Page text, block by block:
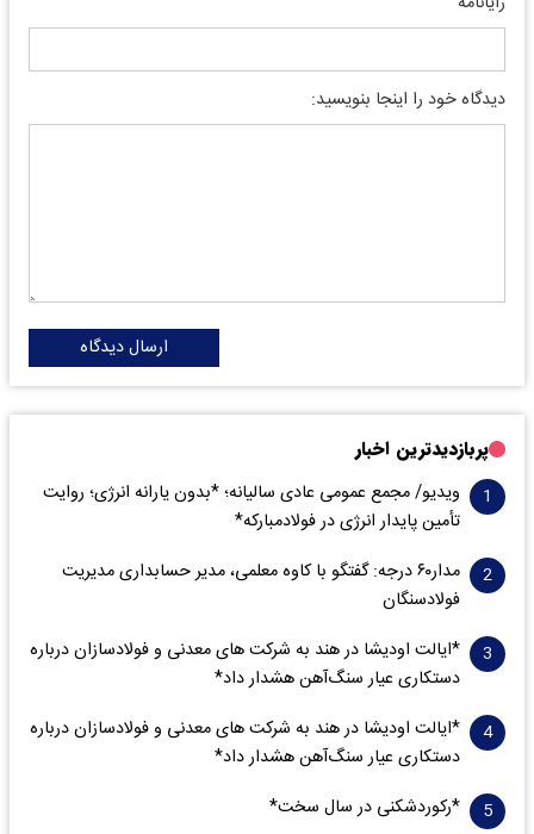
دیدگاه خود را اینجا بنویسید:
ارسال دیدگاه
پربازدیدترین اخبار
ویدیو/ مجمع عمومی عادی سالیانه؛ *بدون یارانه انرژی؛ روایت
تأمین پایدار انرژی در فولادمبارکه*
مدار‌۶٠ درجه: گفتگو با کاوه معلمی، مدیر حسابداری مدیریت
فولادسنگان
*ایالت اودیشا در هند به شرکت های معدنی و فولادسازان درباره
دستکاری عیار سنگ‌آهن هشدار داد*
*ایالت اودیشا در هند به شرکت های معدنی و فولادسازان درباره
دستکاری عیار سنگ‌آهن هشدار داد*
*رکوردشکنی در سال سخت*